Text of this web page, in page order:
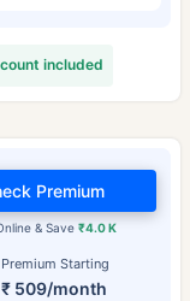
included
Premium Starting
₹ 509/month
& Save₹4.0 K
Premium